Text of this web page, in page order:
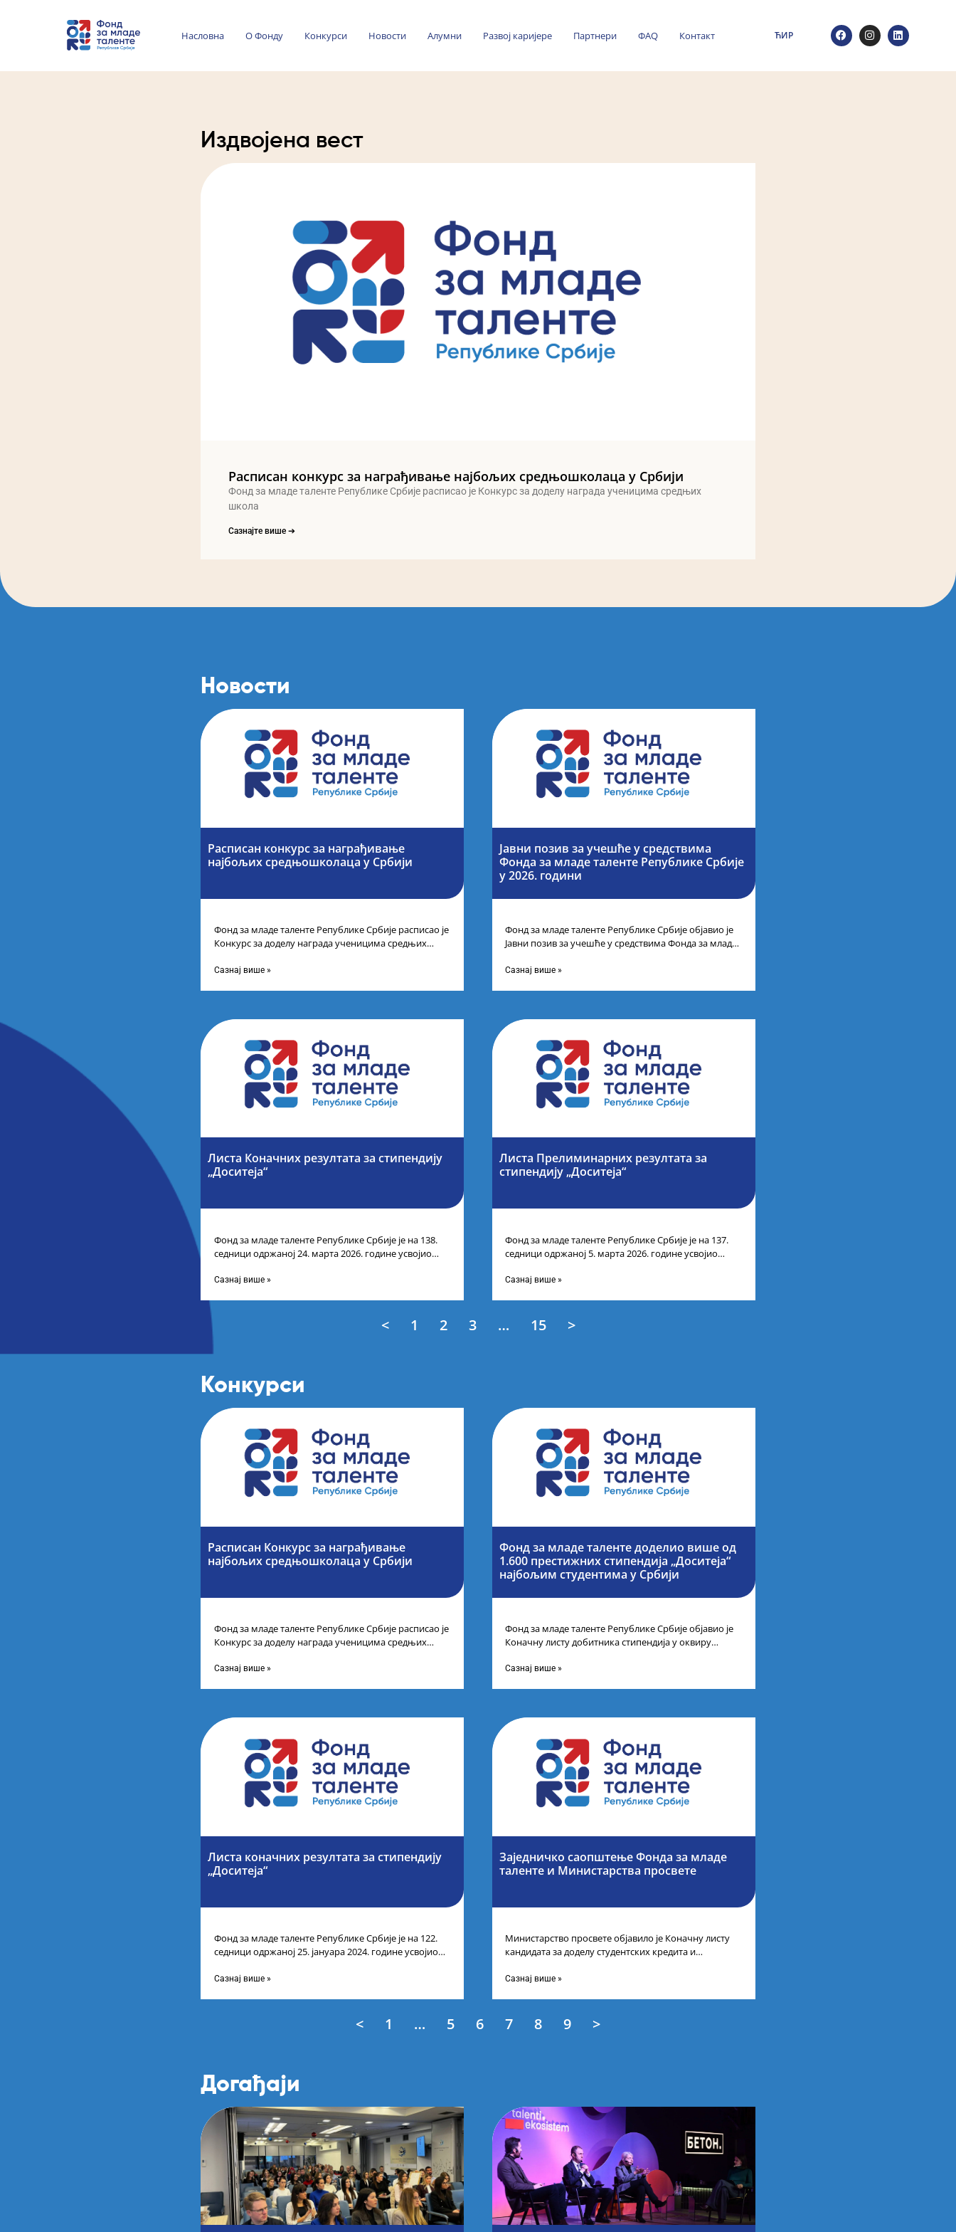
Насловна О Фонду Конкурси Новости Алумни Развој каријере Партнери ФАQ Контакт ЋИР
Издвојена вест
Расписан конкурс за награђивање најбољих средњошколаца у Србији
Фонд за младе таленте Републике Србије расписао је Конкурс за доделу награда ученицима средњих
школа
Сазнајте више ➔
Новости
Расписан конкурс за награђивање
најбољих средњошколаца у Србији
Фонд за младе таленте Републике Србије расписао је
Конкурс за доделу награда ученицима средњих
Сазнај више »
Јавни позив за учешће у средствима
Фонда за младе таленте Републике Србије
у 2026. години
Фонд за младе таленте Републике Србије објавио је
Јавни позив за учешће у средствима Фонда за младе
Сазнај више »
Листа Коначних резултата за стипендију
„Доситеја“
Фонд за младе таленте Републике Србије је на 138.
седници одржаној 24. марта 2026. године усвојио
Сазнај више »
Листа Прелиминарних резултата за
стипендију „Доситеја“
Фонд за младе таленте Републике Србије је на 137.
седници одржаној 5. марта 2026. године усвојио
Сазнај више »
< 1 2 3 … 15 >
Конкурси
Расписан Конкурс за награђивање
најбољих средњошколаца у Србији
Фонд за младе таленте Републике Србије расписао је
Конкурс за доделу награда ученицима средњих
Сазнај више »
Фонд за младе таленте доделио више од
1.600 престижних стипендија „Доситеја“
најбољим студентима у Србији
Фонд за младе таленте Републике Србије објавио је
Коначну листу добитника стипендија у оквиру
завршне
Сазнај више »
Листа коначних резултата за стипендију
„Доситеја“
Фонд за младе таленте Републике Србије је на 122.
седници одржаној 25. јануара 2024. године усвојио
Сазнај више »
Заједничко саопштење Фонда за младе
таленте и Министарства просвете
Министарство просвете објавило је Коначну листу
кандидата за доделу студентских кредита и
Сазнај више »
< 1 … 5 6 7 8 9 >
Догађаји